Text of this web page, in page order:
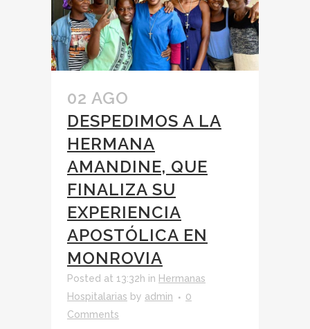
02 AGO
DESPEDIMOS A LA
HERMANA
AMANDINE, QUE
FINALIZA SU
EXPERIENCIA
APOSTÓLICA EN
MONROVIA
Posted at 13:32h in Hermanas
Hospitalarias by admin
0
Comments